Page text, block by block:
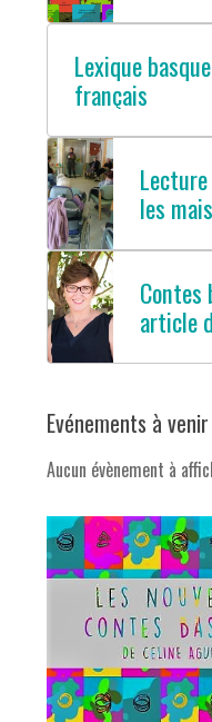
Lexique
français
les
Contes
article
Evénements à venir
Aucun évènement à